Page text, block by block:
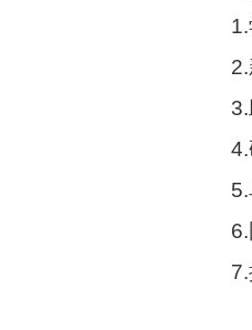
1.
2.
3.
4.
5.
6.
7.